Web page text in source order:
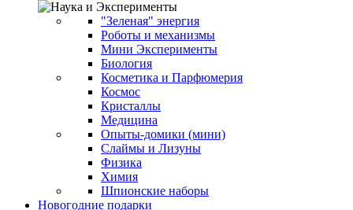
"Зеленая" энергия
Роботы и механизмы
Мини Эксперименты
Биология
Косметика и Парфюмерия
Космос
Кристаллы
Медицина
Опыты-домики (мини)
Слаймы и Лизуны
Физика
Химия
Шпионские наборы
Новогодние подарки